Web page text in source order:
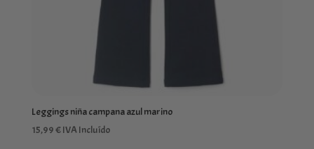
Leggings niña campana azul marino
15,99€IVA Incluído